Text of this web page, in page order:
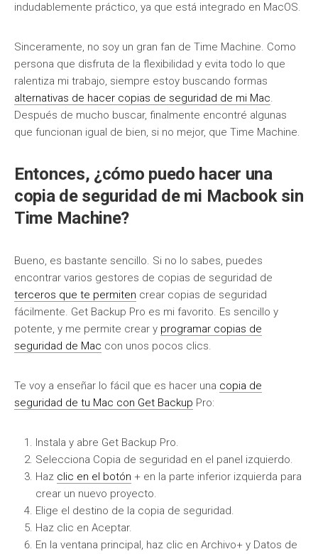
indudablemente práctico, ya que está integrado en MacOS.
Sinceramente, no soy un gran fan de Time Machine. Como
persona que disfruta de la flexibilidad y evita todo lo que
ralentiza mi trabajo, siempre estoy buscando formas
alternativas de hacer copias de seguridad de mi Mac.
Después de mucho buscar, finalmente encontré algunas
que funcionan igual de bien, si no mejor, que Time Machine.
Entonces, ¿cómo puedo hacer una
copia de seguridad de mi Macbook sin
Time Machine?
Bueno, es bastante sencillo. Si no lo sabes, puedes
encontrar varios gestores de copias de seguridad de
terceros que te permiten crear copias de seguridad
fácilmente. Get Backup Pro es mi favorito. Es sencillo y
potente, y me permite crear y programar copias de
seguridad de Mac con unos pocos clics.
Te voy a enseñar lo fácil que es hacer una copia de
seguridad de tu Mac con Get Backup Pro:
Instala y abre Get Backup Pro.
Selecciona Copia de seguridad en el panel izquierdo.
Haz clic en el botón + en la parte inferior izquierda para
crear un nuevo proyecto.
Elige el destino de la copia de seguridad.
Haz clic en Aceptar.
En la ventana principal, haz clic en Archivo+ y Datos de